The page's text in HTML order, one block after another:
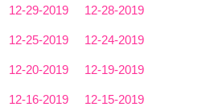
12-29-2019 12-28-2019
12-25-2019 12-24-2019
12-20-2019 12-19-2019
12-16-2019 12-15-2019